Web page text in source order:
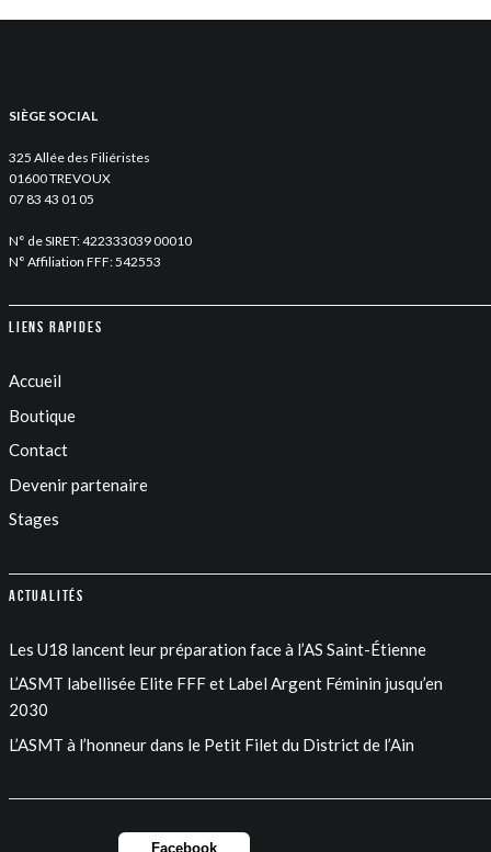
SIÈGE SOCIAL
325 Allée des Filiéristes
01600 TREVOUX
07 83 43 01 05
N° de SIRET: 422333039 00010
N° Affiliation FFF: 542553
Liens rapides
Accueil
Boutique
Contact
Devenir partenaire
Stages
Actualités
Les U18 lancent leur préparation face à l’AS Saint-Étienne
L’ASMT labellisée Elite FFF et Label Argent Féminin jusqu’en
2030
L’ASMT à l’honneur dans le Petit Filet du District de l’Ain
Facebook